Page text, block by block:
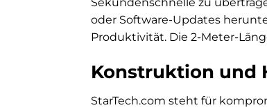
oder Software-Updates
Produktivität. Die 2-Meter-
Konstruktion und
StarTech.com steht für